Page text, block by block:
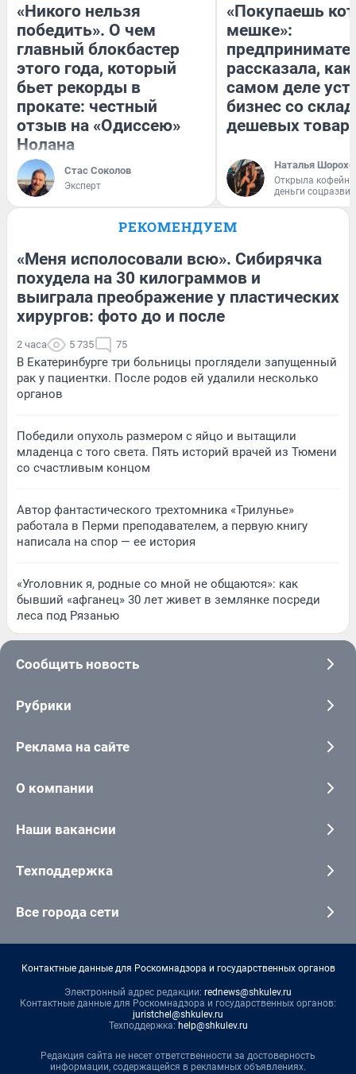
«Никого нельзя
победить». О чем
главный блокбастер
этого года, который
бьет рекорды в
прокате: честный
отзыв на «Одиссею»
Нолана
Стас Соколов
Эксперт
«Покупаешь
мешке»:
рассказала, как
самом деле
бизнес со
дешевых
Наталья
Открыла
деньги
РЕКОМЕНДУЕМ
«Меня исполосовали всю». Сибирячка
похудела на 30 килограммов и
выиграла преображение у пластических
хирургов: фото до и после
2 часа 5 735 75
В Екатеринбурге три больницы проглядели запущенный
рак у пациентки. После родов ей удалили несколько
органов
Победили опухоль размером с яйцо и вытащили
младенца с того света. Пять историй врачей из Тюмени
со счастливым концом
Автор фантастического трехтомника «Трилунье»
работала в Перми преподавателем, а первую книгу
написала на спор — ее история
«Уголовник я, родные со мной не общаются»: как
бывший «афганец» 30 лет живет в землянке посреди
леса под Рязанью
Сообщить новость
Рубрики
Реклама на сайте
О компании
Наши вакансии
Техподдержка
Все города сети
Контактные данные для Роскомнадзора и государственных органов
Электронный адрес редакции: rednews@shkulev.ru
Контактные данные для Роскомнадзора и государственных органов:
juristchel@shkulev.ru
Техподдержка: help@shkulev.ru
Редакция сайта не несет ответственности за достоверность
информации, содержащейся в рекламных объявлениях.